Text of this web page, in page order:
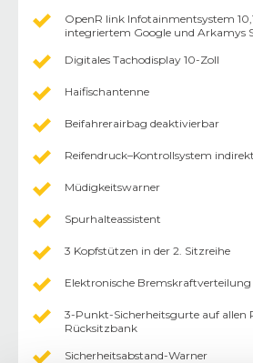
OpenR link Infotainmentsystem
integriertem Google und Arkamys
Digitales Tachodisplay 10-Zoll
Haifischantenne
Beifahrerairbag deaktivierbar
Reifendruck–Kontrollsystem indirekt
Müdigkeitswarner
Spurhalteassistent
3 Kopfstützen in der 2. Sitzreihe
Elektronische Bremskraftverteilung
3-Punkt-Sicherheitsgurte auf allen
Rücksitzbank
Sicherheitsabstand-Warner